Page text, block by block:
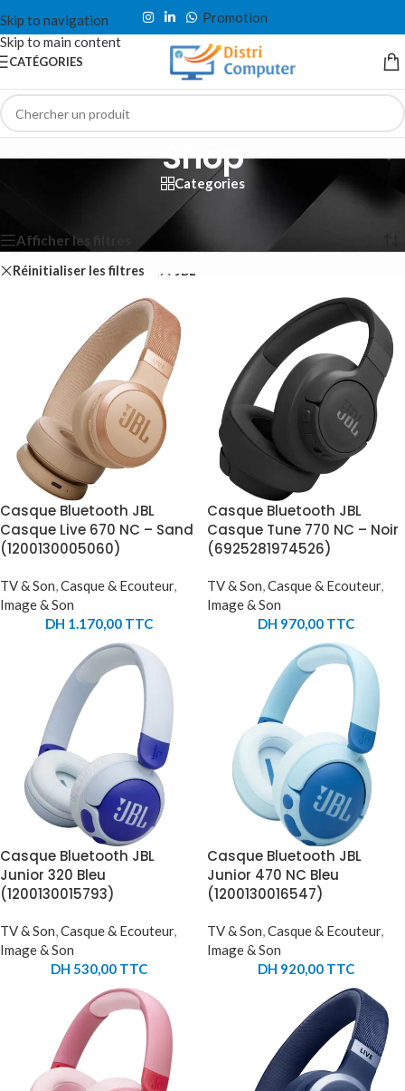
Skip to navigation
Skip to main content
Promotion
CATÉGORIES
Shop
Categories
Affichage de 1–12 sur 70 résultats
Afficher les filtres
Réinitialiser les filtres JBL
Casque Bluetooth JBL
Casque Live 670 NC – Sand
(1200130005060)
TV & Son,Casque & Ecouteur,
Image & Son
DH 1.170,00 TTC
Casque Bluetooth JBL
Casque Tune 770 NC – Noir
(6925281974526)
TV & Son,Casque & Ecouteur,
Image & Son
DH 970,00 TTC
Casque Bluetooth JBL
Junior 320 Bleu
(1200130015793)
TV & Son,Casque & Ecouteur,
Image & Son
DH 530,00 TTC
Casque Bluetooth JBL
Junior 470 NC Bleu
(1200130016547)
TV & Son,Casque & Ecouteur,
Image & Son
DH 920,00 TTC